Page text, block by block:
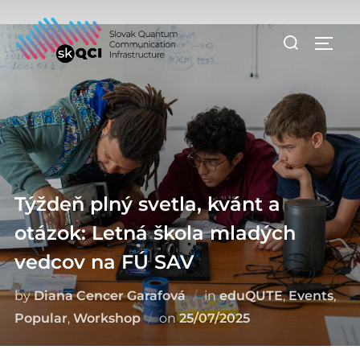
to
content
Search
Týždeň plný svetla, kvánt a
otázok: Letná škola mladých
vedcov na FÚ SAV
byDiana Cencer Garafová ineduQUTE,Events,
Popular, Workshop onPosted
25/07/2025